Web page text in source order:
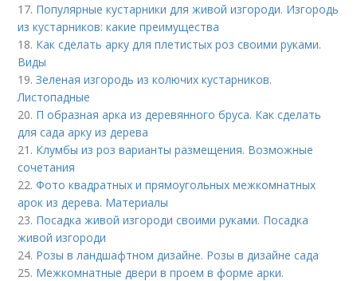
17. Популярные кустарники для живой изгороди. Изгородь
из кустарников: какие преимущества
18. Как сделать арку для плетистых роз своими руками.
Виды
19.Зеленая изгородь из колючих кустарников.
Листопадные
20. П образная арка из деревянного бруса. Как сделать
для сада арку из дерева
21. Клумбы из роз варианты размещения. Возможные
сочетания
22.Фото квадратных и прямоугольных межкомнатных
арок из дерева. Материалы
23. Посадка живой изгороди своими руками. Посадка
живой изгороди
24. Розы в ландшафтном дизайне. Розы в дизайне сада
25. Межкомнатные двери в проем в форме арки.